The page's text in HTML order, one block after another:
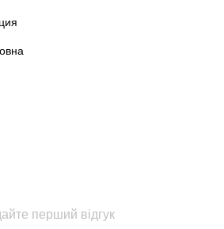
перший відгук